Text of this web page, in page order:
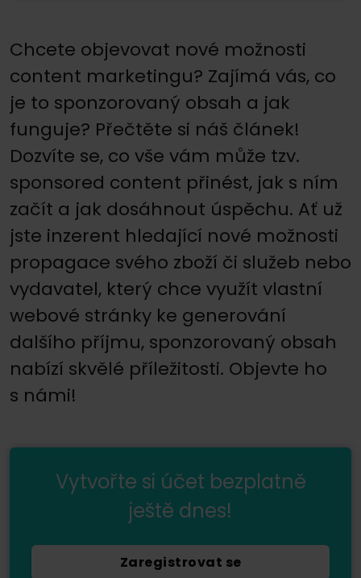
Chcete objevovat nové možnosti
content marketingu? Zajímá vás, co
je to sponzorovaný obsah a jak
funguje? Přečtěte si náš článek!
Dozvíte se, co vše vám může tzv.
sponsored content přinést, jak s ním
začít a jak dosáhnout úspěchu. Ať už
jste inzerent hledající nové možnosti
propagace svého zboží či služeb nebo
vydavatel, který chce využít vlastní
webové stránky ke generování
dalšího příjmu, sponzorovaný obsah
nabízí skvělé příležitosti. Objevte ho
s námi!
Vytvořte si účet bezplatně
ještě dnes!
Zaregistrovat se